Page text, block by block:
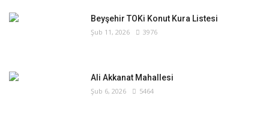
Beyşehir TOKi Konut Kura Listesi
Şub 11, 2026 3976
Ali Akkanat Mahallesi
Şub 6, 2026 5464